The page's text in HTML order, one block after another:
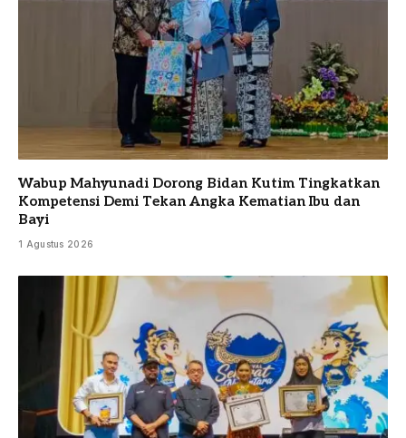
Wabup Mahyunadi Dorong Bidan Kutim Tingkatkan
Kompetensi Demi Tekan Angka Kematian Ibu dan
Bayi
1 Agustus 2026